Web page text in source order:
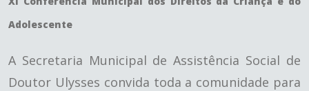
Adolescente
A Secretaria Municipal de Assistência Social de
Doutor Ulysses convida toda a comunidade para